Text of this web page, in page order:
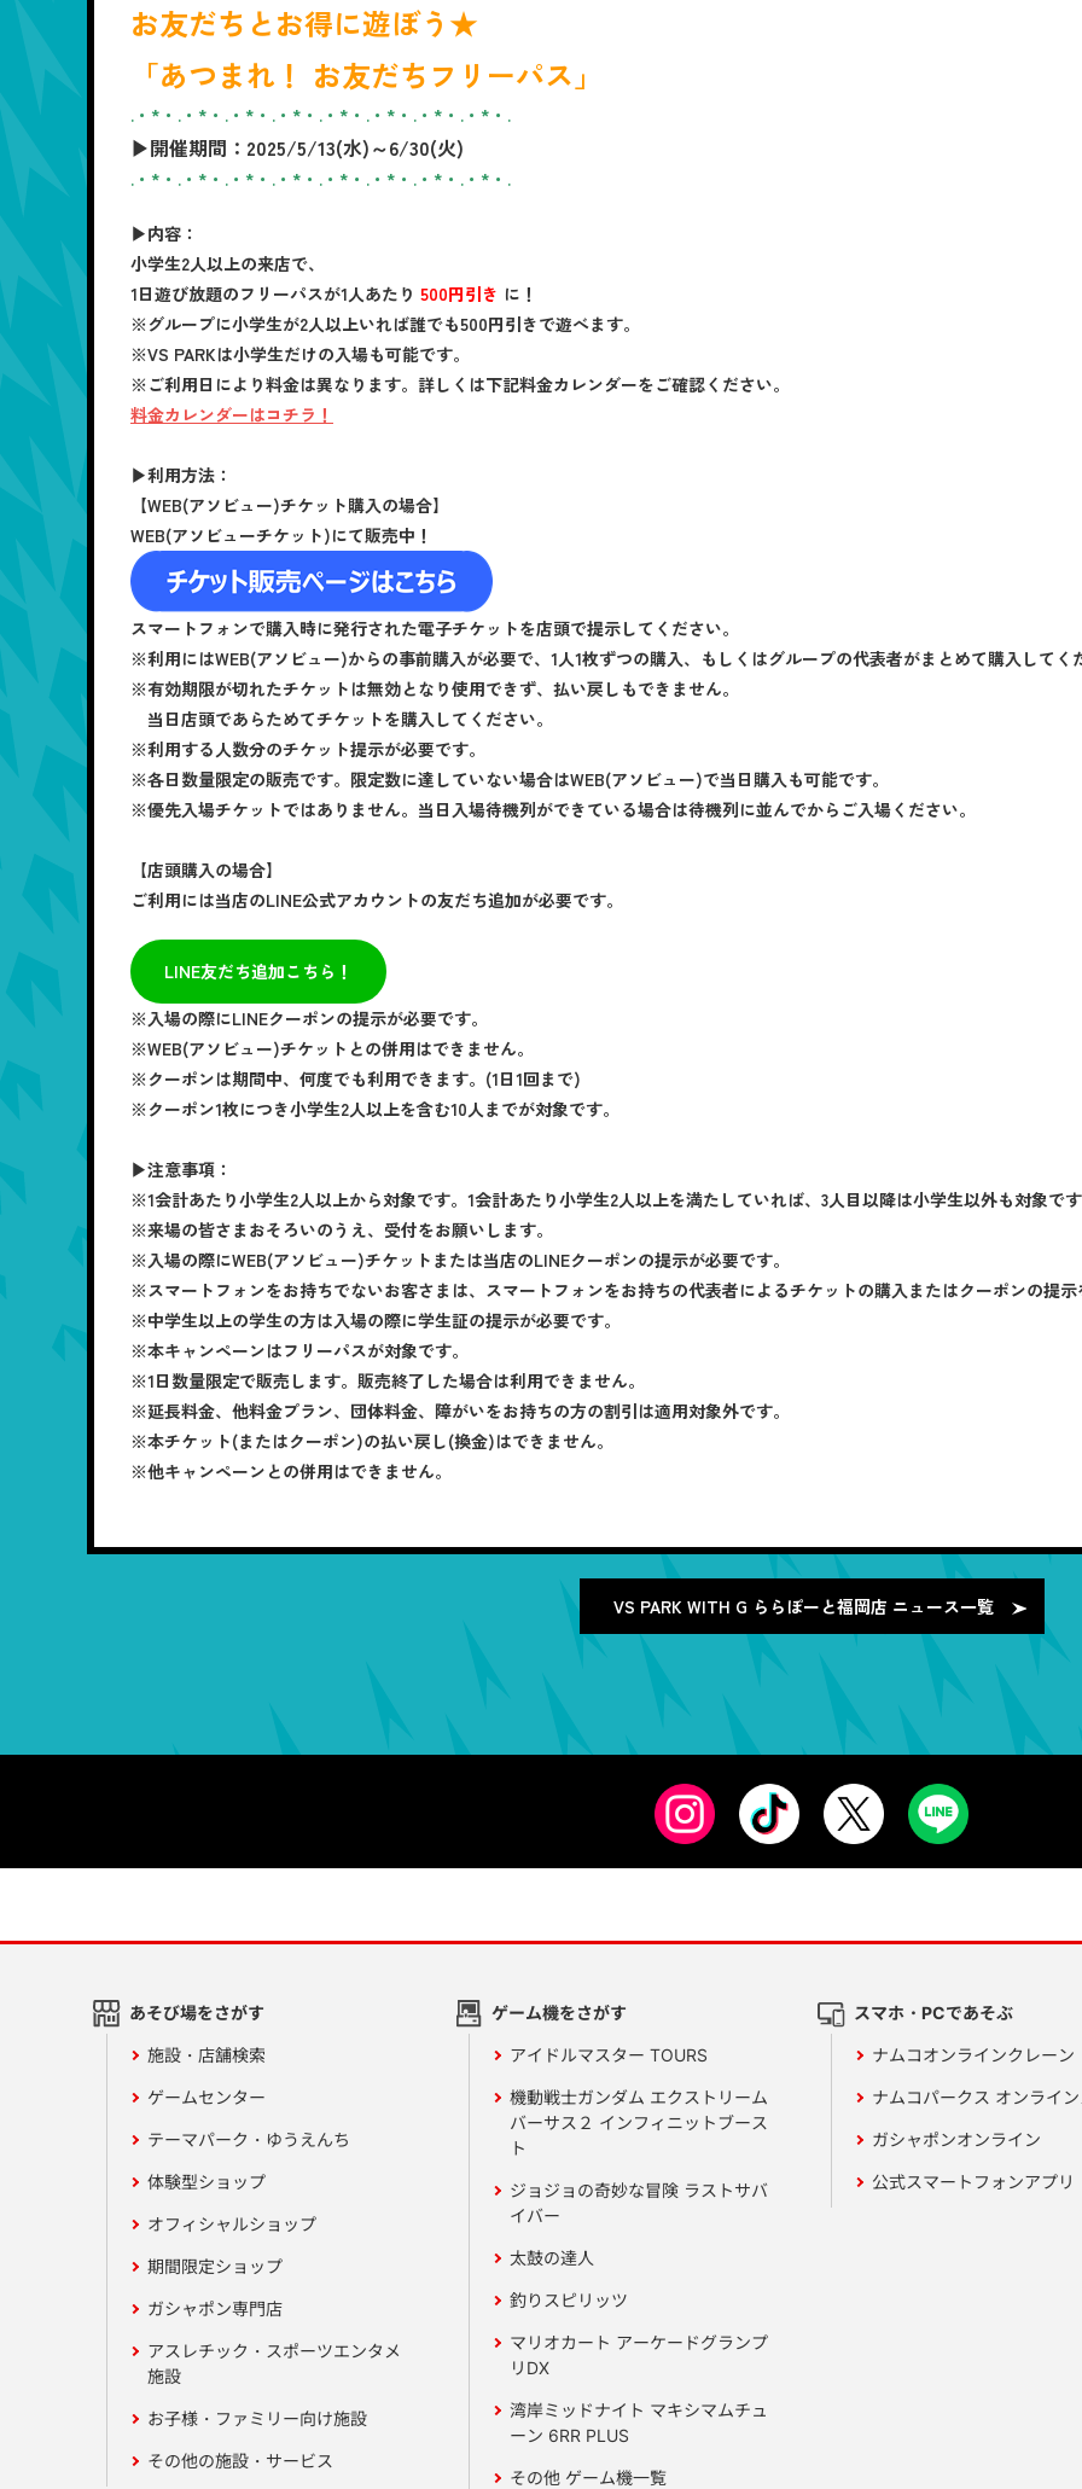
お友だちとお得に遊ぼう★
「あつまれ！ お友だちフリーパス」
.・*・.・*・.・*・.・*・.・*・.・*・.・*・.・*・.
▶開催期間：2025/5/13(水)～6/30(火)
.・*・.・*・.・*・.・*・.・*・.・*・.・*・.・*・.
▶内容：
小学生2人以上の来店で、
1日遊び放題のフリーパスが1人あたり 500円引き に！
※グループに小学生が2人以上いれば誰でも500円引きで遊べます。
※VS PARKは小学生だけの入場も可能です。
※ご利用日により料金は異なります。詳しくは下記料金カレンダーをご確認ください。
料金カレンダーはコチラ！
▶利用方法：
【WEB(アソビュー)チケット購入の場合】
WEB(アソビューチケット)にて販売中！
スマートフォンで購入時に発行された電子チケットを店頭で提示してください。
※利用にはWEB(アソビュー)からの事前購入が必要で、1人1枚ずつの購入、もしくはグループの代表者がまとめて購入してく
※有効期限が切れたチケットは無効となり使用できず、払い戻しもできません。
当日店頭であらためてチケットを購入してください。
※利用する人数分のチケット提示が必要です。
※各日数量限定の販売です。限定数に達していない場合はWEB(アソビュー)で当日購入も可能です。
※優先入場チケットではありません。当日入場待機列ができている場合は待機列に並んでからご入場ください。
【店頭購入の場合】
ご利用には当店のLINE公式アカウントの友だち追加が必要です。
LINE友だち追加こちら！
※入場の際にLINEクーポンの提示が必要です。
※WEB(アソビュー)チケットとの併用はできません。
※クーポンは期間中、何度でも利用できます。(1日1回まで)
※クーポン1枚につき小学生2人以上を含む10人までが対象です。
▶注意事項：
※1会計あたり小学生2人以上から対象です。1会計あたり小学生2人以上を満たしていれば、3人目以降は小学生以外も対象で
※来場の皆さまおそろいのうえ、受付をお願いします。
※入場の際にWEB(アソビュー)チケットまたは当店のLINEクーポンの提示が必要です。
※スマートフォンをお持ちでないお客さまは、スマートフォンをお持ちの代表者によるチケットの購入またはクーポンの提
※中学生以上の学生の方は入場の際に学生証の提示が必要です。
※本キャンペーンはフリーパスが対象です。
※1日数量限定で販売します。販売終了した場合は利用できません。
※延長料金、他料金プラン、団体料金、障がいをお持ちの方の割引は適用対象外です。
※本チケット(またはクーポン)の払い戻し(換金)はできません。
※他キャンペーンとの併用はできません。
VS PARK WITH G ららぽーと福岡店 ニュース一覧
あそび場をさがす
施設・店舗検索
ゲームセンター
テーマパーク・ゆうえんち
体験型ショップ
オフィシャルショップ
期間限定ショップ
ガシャポン専門店
アスレチック・スポーツエンタメ
施設
お子様・ファミリー向け施設
その他の施設・サービス
ゲーム機をさがす
アイドルマスター TOURS
機動戦士ガンダム エクストリーム
バーサス２ インフィニットブース
ト
ジョジョの奇妙な冒険 ラストサバ
イバー
太鼓の達人
釣りスピリッツ
マリオカート アーケードグランプ
リDX
湾岸ミッドナイト マキシマムチュ
ーン 6RR PLUS
その他 ゲーム機一覧
スマホ・PCであそぶ
ナムコオンラインクレーン
ナムコパークス オンライ
ガシャポンオンライン
公式スマートフォンアプリ